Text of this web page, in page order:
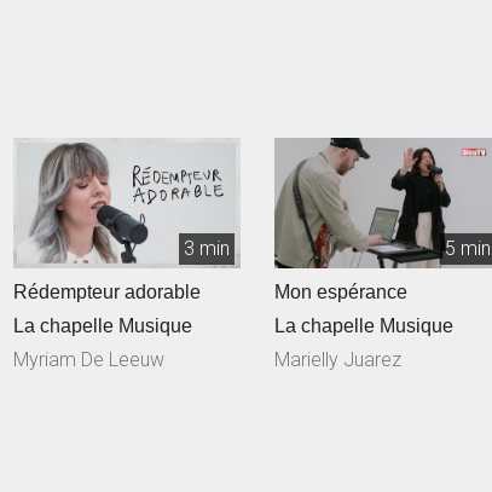
3 min
Rédempteur adorable
La chapelle Musique
Myriam De Leeuw
5 min
Mon espérance
La chapelle Musique
Marielly Juarez